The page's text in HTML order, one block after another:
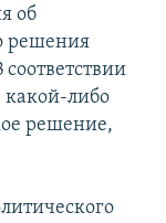
об
решения
какой-либо
решение,